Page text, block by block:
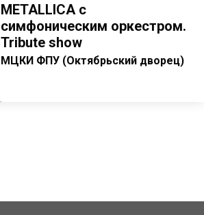
METALLICA с
симфоническим оркестром.
Tribute show
МЦКИ ФПУ (Октябрьский дворец)